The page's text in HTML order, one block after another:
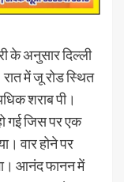
के अनुसार दिल्ली
में जू रोड स्थित
शराब पी।
गई जिस पर एक
वार होने पर
आनंद फानन में